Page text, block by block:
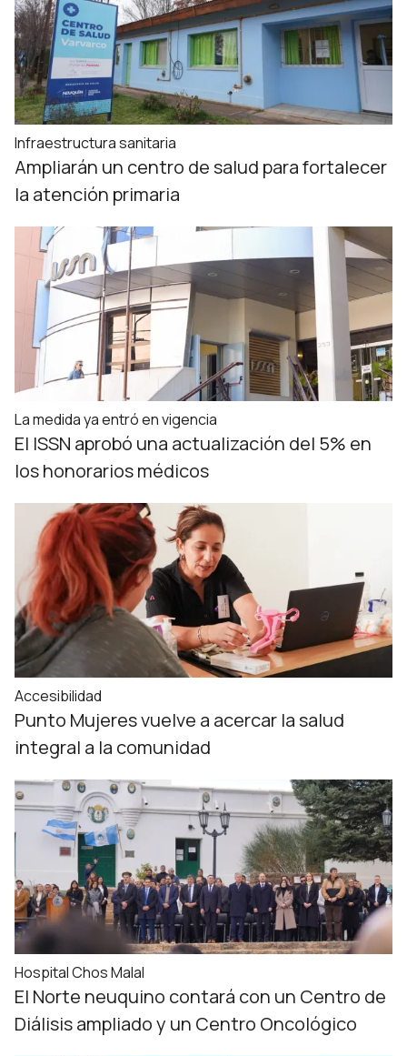
Infraestructura sanitaria
Ampliarán un centro de salud para fortalecer
la atención primaria
La medida ya entró en vigencia
El ISSN aprobó una actualización del 5% en
los honorarios médicos
Accesibilidad
Punto Mujeres vuelve a acercar la salud
integral a la comunidad
Hospital Chos Malal
El Norte neuquino contará con un Centro de
Diálisis ampliado y un Centro Oncológico